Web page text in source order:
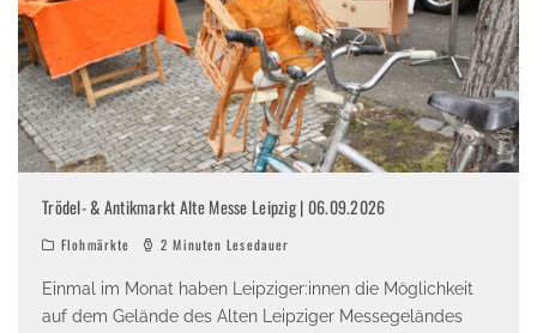
Trödel- & Antikmarkt Alte Messe Leipzig | 06.09.2026
Flohmärkte 2 Minuten Lesedauer
Einmal im Monat haben Leipziger:innen die Möglichkeit
auf dem Gelände des Alten Leipziger Messegeländes